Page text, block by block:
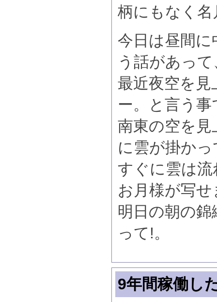
柄にもなく
今日は昼間
う話があっ
最近夜空を
ー。と言う
南東の空を
に雲が掛か
すぐに雲は
お月様が写
明日の朝の
って!。
9年間稼働し